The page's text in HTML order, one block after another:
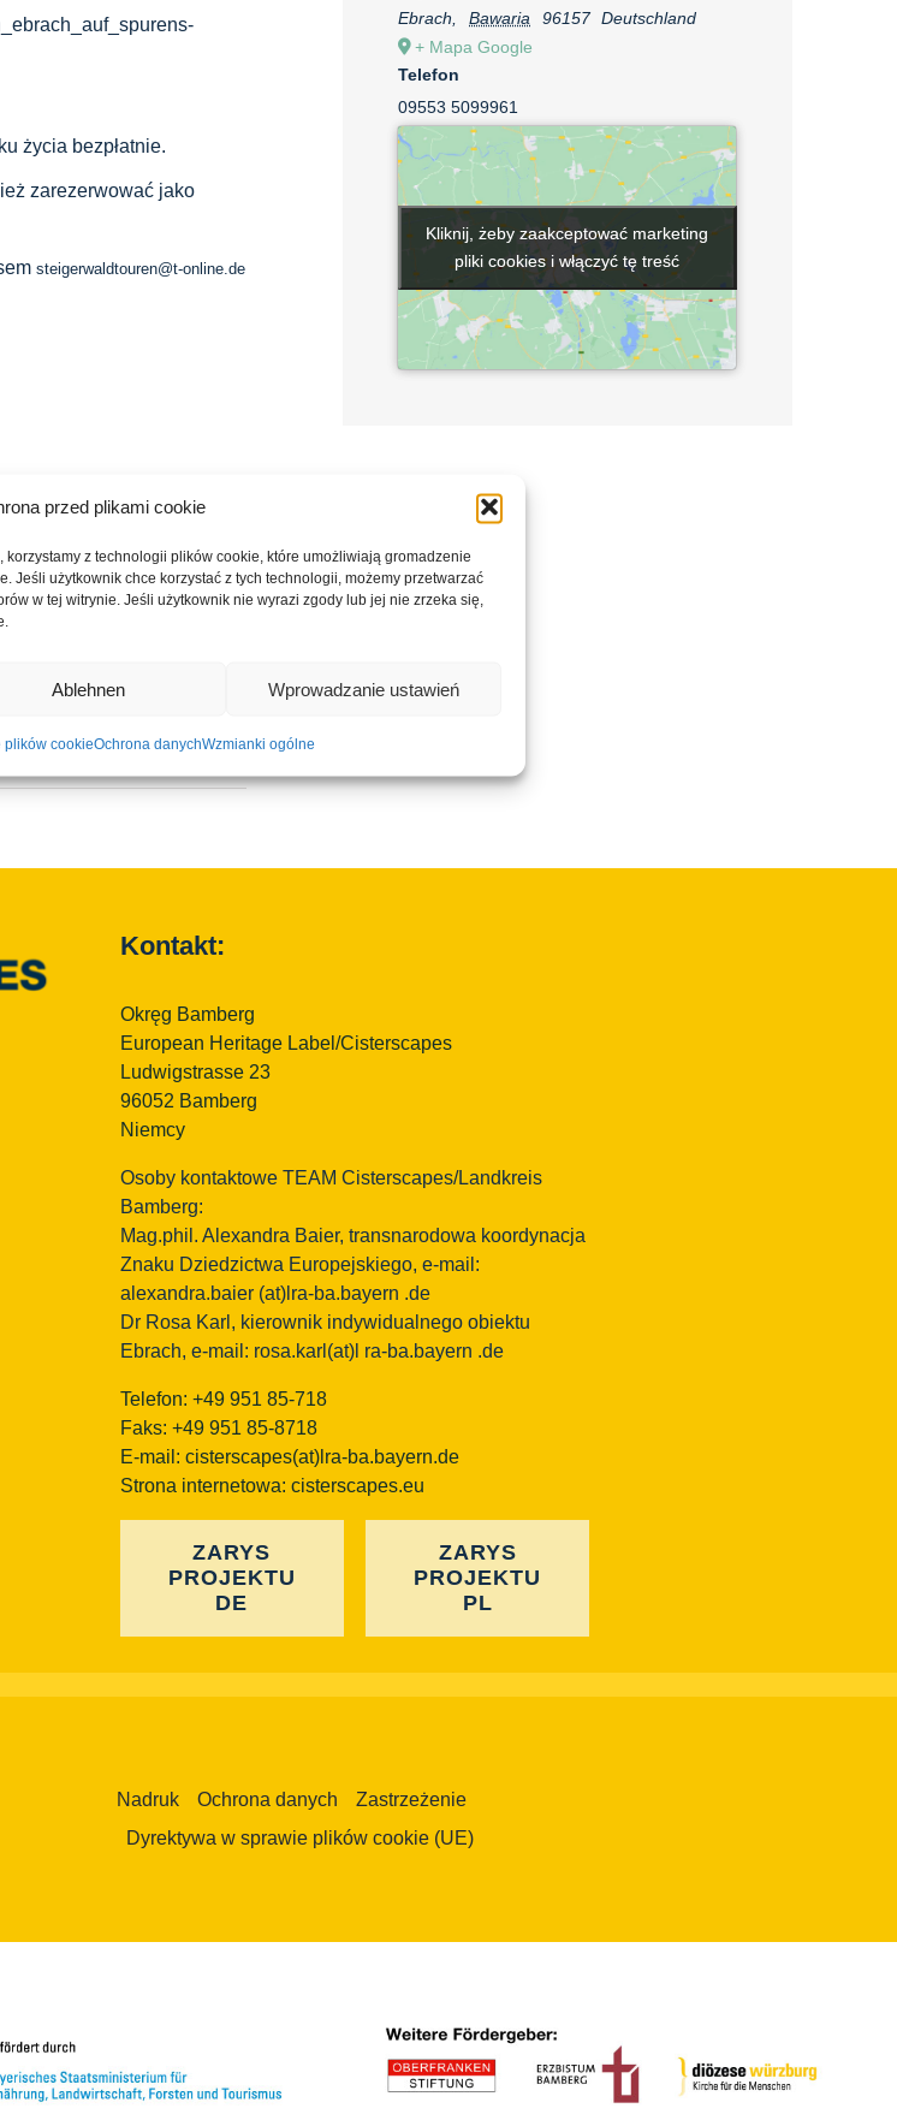
przed plikami cookie
z technologii plików cookie, które umożliwiają gromadzenie
Jeśli użytkownik chce korzystać z tych technologii, możemy przetwarzać
w tej witrynie. Jeśli użytkownik nie wyrazi zgody lub jej nie zrzeka się,
Ablehnen Wprowadzanie ustawień
plików cookieOchrona danychWzmianki ogólne
życia bezpłatnie.
zarezerwować jako
steigerwaldtouren@t-online.de
X LinkedInWhatsAppTelegram
E-
mail
po Ebrach: W
krajobrazu!
Ebrach
Bawaria 96157 Deutschland
+ Mapa Google
Telefon
09553 5099961
Kliknij, żeby zaakceptować marketing
pliki cookies i włączyć tę treść
Kliknij, żeby zaakceptować marketing
pliki cookies i włączyć tę treść
Kontakt:
Okręg Bamberg
European Heritage Label/Cisterscapes
Ludwigstrasse 23
96052 Bamberg
Niemcy
Osoby kontaktowe TEAM Cisterscapes/Landkreis
Bamberg:
Mag.phil. Alexandra Baier, transnarodowa koordynacja
Znaku Dziedzictwa Europejskiego, e-mail:
alexandra.baier (at)lra-ba.bayern .de
Dr Rosa Karl, kierownik indywidualnego obiektu
Ebrach, e-mail: rosa.karl(at)l ra-ba.bayern .de
Telefon: +49 951 85-718
Faks: +49 951 85-8718
E-mail: cisterscapes(at)lra-ba.bayern.de
Strona internetowa: cisterscapes.eu
ZARYS
PROJEKTU
DE
ZARYS
PROJEKTU
PL
Nadruk Ochrona danych
Zastrzeżenie
Dyrektywa w sprawie plików cookie (UE)